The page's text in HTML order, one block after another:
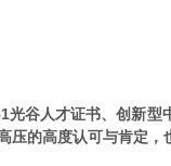
谷人才证书、创新
的高度认可与肯定，